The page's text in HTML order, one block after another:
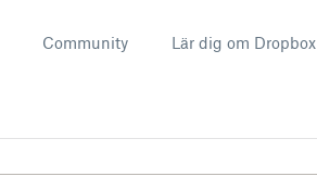
Community Lär dig om Dropbox